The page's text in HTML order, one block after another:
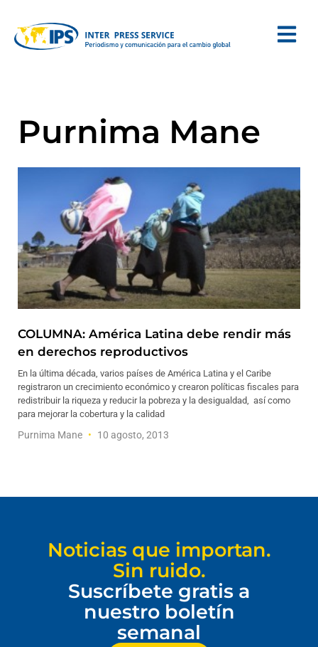
Purnima Mane
COLUMNA: América Latina debe rendir más
en derechos reproductivos
En la última década, varios países de América Latina y el Caribe
registraron un crecimiento económico y crearon políticas fiscales para
redistribuir la riqueza y reducir la pobreza y la desigualdad, así como
para mejorar la cobertura y la calidad
Purnima Mane 10 agosto, 2013
Noticias que importan.
Sin ruido.
Suscríbete gratis a
nuestro boletín
semanal